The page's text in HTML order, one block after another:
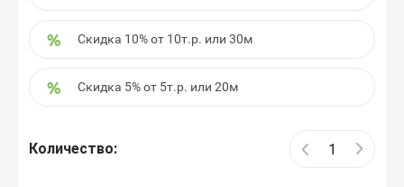
Скидка 10% от 10т.р. или 30м
Скидка 5% от 5т.р. или 20м
Количество: